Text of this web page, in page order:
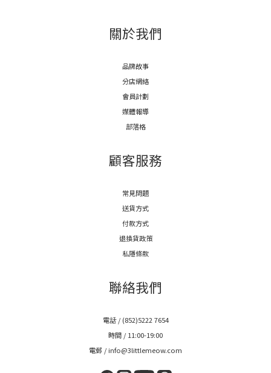
關於我們
品牌故事
分店網絡
會員計劃
媒體報導
部落格
顧客服務
常見問題
送貨方式
付款方式
退換貨政策
私隱條款
聯絡我們
電話 / (852)5222 7654
時間 / 11:00-19:00
電郵 / info@3littlemeow.com